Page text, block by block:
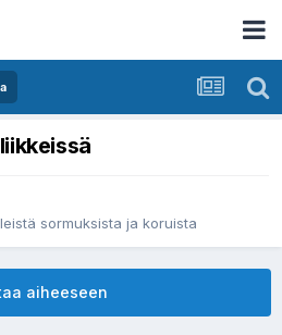
sormuksista ja koruista
aiheeseen